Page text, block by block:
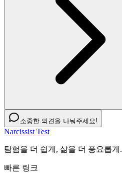
소중한 의견을 나눠주세요!
Narcissist Test
탐험을 더 쉽게, 삶을 더 풍요롭게.
빠른 링크